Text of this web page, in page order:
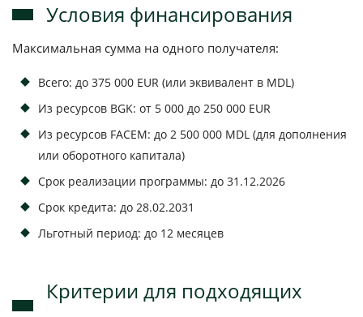
Условия финансирования
Максимальная сумма на одного получателя:
Всего: до 375 000 EUR (или эквивалент в MDL)
Из ресурсов BGK: от 5 000 до 250 000 EUR
Из ресурсов FACEM: до 2 500 000 MDL (для дополнения
или оборотного капитала)
Срок реализации программы: до 31.12.2026
Срок кредита: до 28.02.2031
Льготный период: до 12 месяцев
Критерии для подходящих